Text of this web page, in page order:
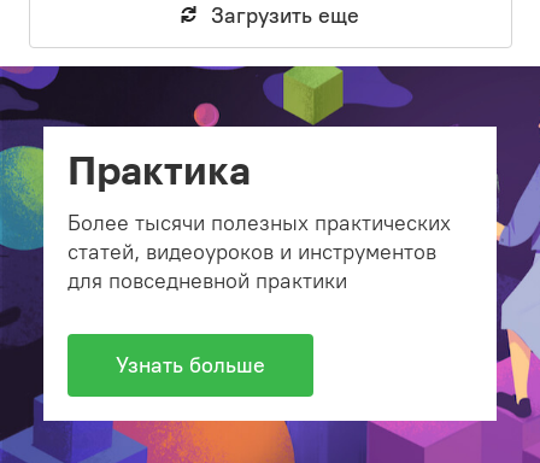
Загрузить еще
Практика
Более тысячи полезных практических
статей, видеоуроков и инструментов
для повседневной практики
Узнать больше